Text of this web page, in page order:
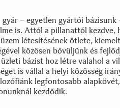
gyár – egyetlen gyártói
is. Attól a pillanattól kezdve,
létesítésének ötlete,
közösen bővüljünk és
bázist hoz létre valahol a
is vállal a helyi közösség
legfontosabb
kezdődik.